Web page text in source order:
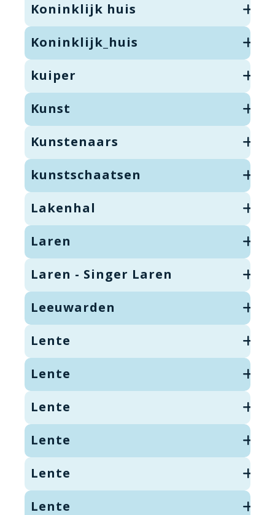
Koninklijk huis
Koninklijk_huis
kuiper
Kunst
Kunstenaars
kunstschaatsen
Lakenhal
Laren
Laren - Singer Laren
Leeuwarden
Lente
Lente
Lente
Lente
Lente
Lente